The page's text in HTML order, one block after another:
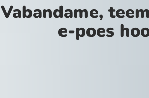
Vabandame,
e-poes